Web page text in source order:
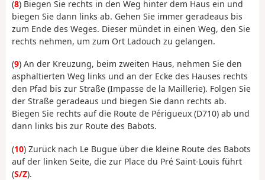
(8) Biegen Sie rechts in den Weg hinter dem Haus ein und
biegen Sie dann links ab. Gehen Sie immer geradeaus bis
zum Ende des Weges. Dieser mündet in einen Weg, den Sie
rechts nehmen, um zum Ort Ladouch zu gelangen.
(9) An der Kreuzung, beim zweiten Haus, nehmen Sie den
asphaltierten Weg links und an der Ecke des Hauses rechts
den Pfad bis zur Straße (Impasse de la Maillerie). Folgen Sie
der Straße geradeaus und biegen Sie dann rechts ab.
Biegen Sie rechts auf die Route de Périgueux (D710) ab und
dann links bis zur Route des Babots.
(10) Zurück nach Le Bugue über die kleine Route des Babots
auf der linken Seite, die zur Place du Pré Saint-Louis führt
(S/Z).